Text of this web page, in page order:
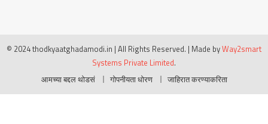
© 2024 thodkyaatghadamodi.in | All Rights Reserved. | Made byWay2smart
Systems Private Limited.
आमच्या बद्दल थोडसं
गोपनीयता धोरण जाहिरात करण्याकरिता